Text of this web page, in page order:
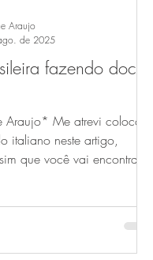
fazendo doces
Araujo* Me atrevi colocar
italiano neste artigo,
que você vai encontrar a
Araujo
de 2025